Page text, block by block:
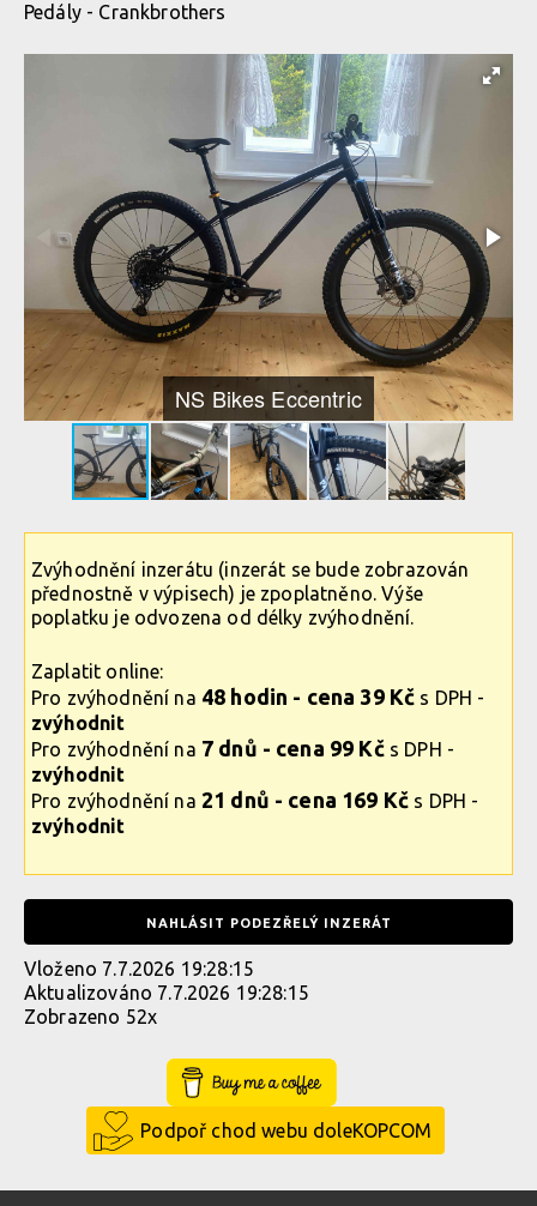
Pedály - Crankbrothers
NS Bikes Eccentric
Zvýhodnění inzerátu (inzerát se bude zobrazován
přednostně v výpisech) je zpoplatněno. Výše
poplatku je odvozena od délky zvýhodnění.
Zaplatit online:
Pro zvýhodnění na 48 hodin - cena 39 Kč s DPH -
zvýhodnit
Pro zvýhodnění na 7 dnů - cena 99 Kčs DPH -
zvýhodnit
Pro zvýhodnění na 21 dnů - cena 169 Kč s DPH -
zvýhodnit
NAHLÁSIT PODEZŘELÝ INZERÁT
Vloženo 7.7.2026 19:28:15
Aktualizováno 7.7.2026 19:28:15
Zobrazeno 52x
Buy Me a Coffee
Podpoř chod webu doleKOPCOM